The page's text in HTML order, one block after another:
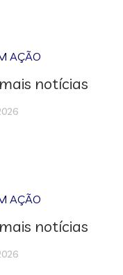
AÇÃO
notícias
AÇÃO
notícias